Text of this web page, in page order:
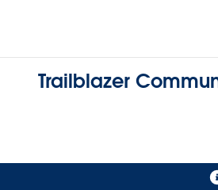
Trailblazer